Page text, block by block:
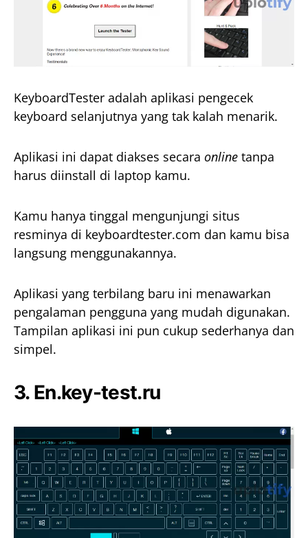
KeyboardTester adalah aplikasi pengecek
keyboard selanjutnya yang tak kalah menarik.
Aplikasi ini dapat diakses secara online tanpa
harus diinstall di laptop kamu.
Kamu hanya tinggal mengunjungi situs
resminya di keyboardtester.com dan kamu bisa
langsung menggunakannya.
Aplikasi yang terbilang baru ini menawarkan
pengalaman pengguna yang mudah digunakan.
Tampilan aplikasi ini pun cukup sederhanya dan
simpel.
3. En.key-test.ru